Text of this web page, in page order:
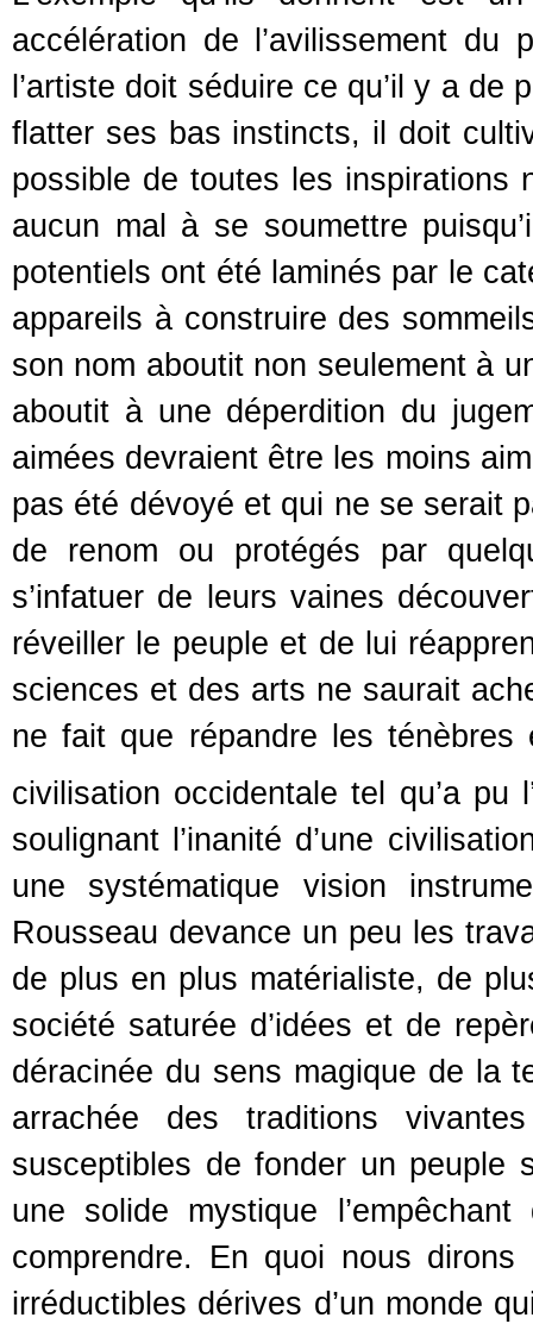
accélération de l’avilissement
l’artiste doit séduire ce qu’il y a
flatter ses bas instincts, il doit
possible de toutes les inspirations
aucun mal à se soumettre
potentiels ont été laminés par le
appareils à construire des
son nom aboutit non seulement à
aboutit à une déperdition du
aimées devraient être les moins
pas été dévoyé et qui ne se serait
de renom ou protégés par
s’infatuer de leurs vaines
réveiller le peuple et de lui
sciences et des arts ne saurait
ne fait que répandre les
civilisation occidentale tel qu’a pu
soulignant l’inanité d’une
une systématique vision
Rousseau devance un peu les
de plus en plus matérialiste, de
société saturée d’idées et de
déracinée du sens magique de la
arrachée des traditions
susceptibles de fonder un peuple
une solide mystique
comprendre. En quoi nous
irréductibles dérives d’un monde